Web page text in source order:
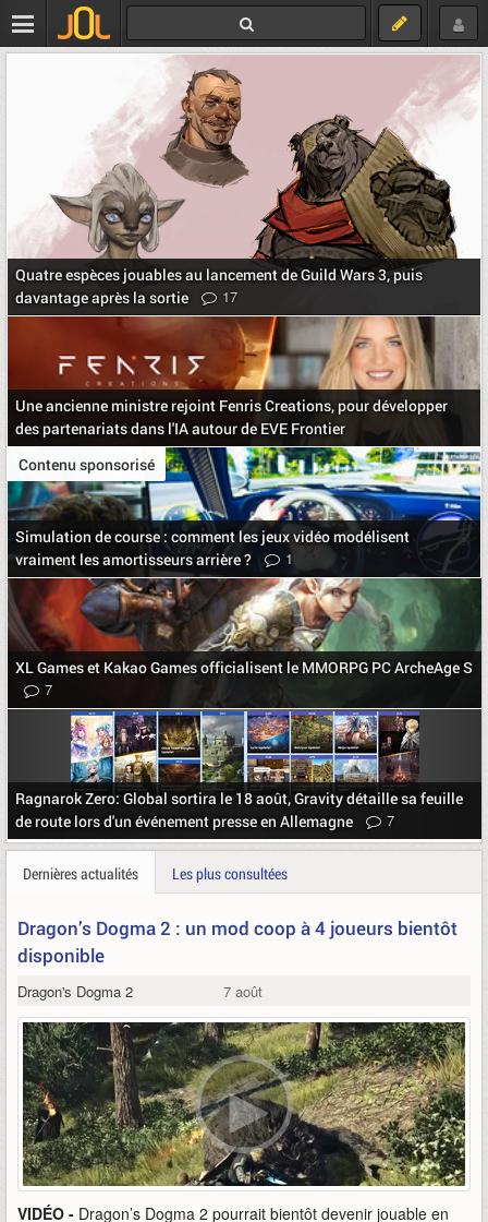
Quatre espèces jouables au lancement de Guild Wars 3, puis
davantage après la sortie
17
Une ancienne ministre rejoint Fenris Creations, pour développer
des partenariats dans l'IA autour de EVE Frontier
Contenu sponsorisé
Simulation de course : comment les jeux vidéo modélisent
vraiment les amortisseurs arrière ?
1
XL Games et Kakao Games officialisent le MMORPG PC ArcheAge S
7
Ragnarok Zero: Global sortira le 18 août, Gravity détaille sa feuille
de route lors d'un événement presse en Allemagne
7
Dernières actualités Les plus consultées
Dragon’s Dogma 2 : un mod coop à 4 joueurs bientôt
disponible
Dragon's Dogma 2 7 août
VIDÉO - Dragon’s Dogma 2 pourrait bientôt devenir jouable en